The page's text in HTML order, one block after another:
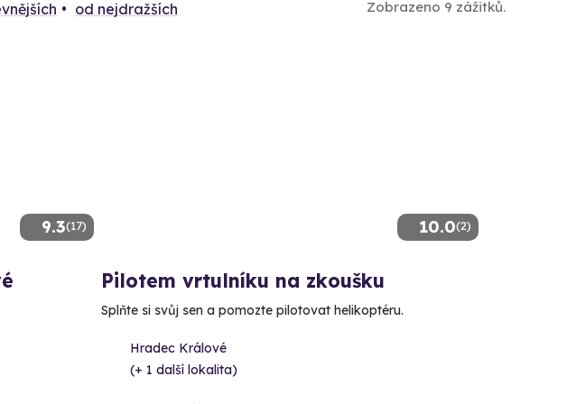
od nejdražších Zobrazeno 9 zážitků.
9.3(17) 10.0(2)
Pilotem vrtulníku na zkoušku
Splňte si svůj sen a pomozte pilotovat helikoptéru.
Hradec Králové
(+ 1 další lokalita)